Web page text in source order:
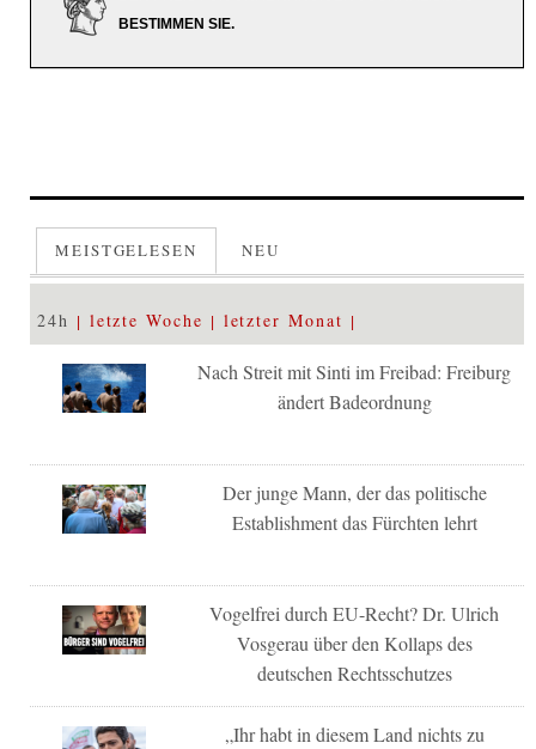
BESTIMMEN SIE.
MEISTGELESEN NEU
24h letzte Woche letzter Monat
Nach Streit mit Sinti im Freibad: Freiburg
ändert Badeordnung
Der junge Mann, der das politische
Establishment das Fürchten lehrt
Vogelfrei durch EU-Recht? Dr. Ulrich
Vosgerau über den Kollaps des
deutschen Rechtsschutzes
„Ihr habt in diesem Land nichts zu